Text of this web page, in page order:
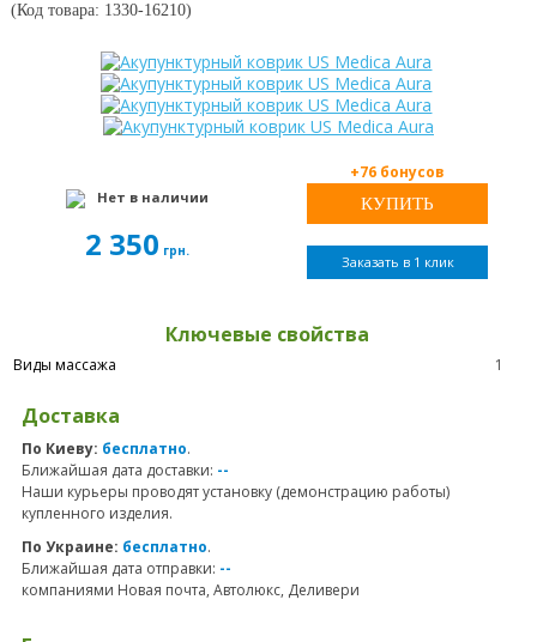
(Код товара: 1330-16210)
Нет в наличии
2 350 грн.
+76 бонусов
Заказать в 1 клик
Ключевые свойства
Виды массажа 1
Доставка
По Киеву: бесплатно.
Ближайшая дата доставки: --
Наши курьеры проводят установку (демонстрацию работы)
купленного изделия.
По Украине: бесплатно.
Ближайшая дата отправки: --
компаниями Новая почта, Автолюкс, Деливери